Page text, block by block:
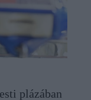
plázában